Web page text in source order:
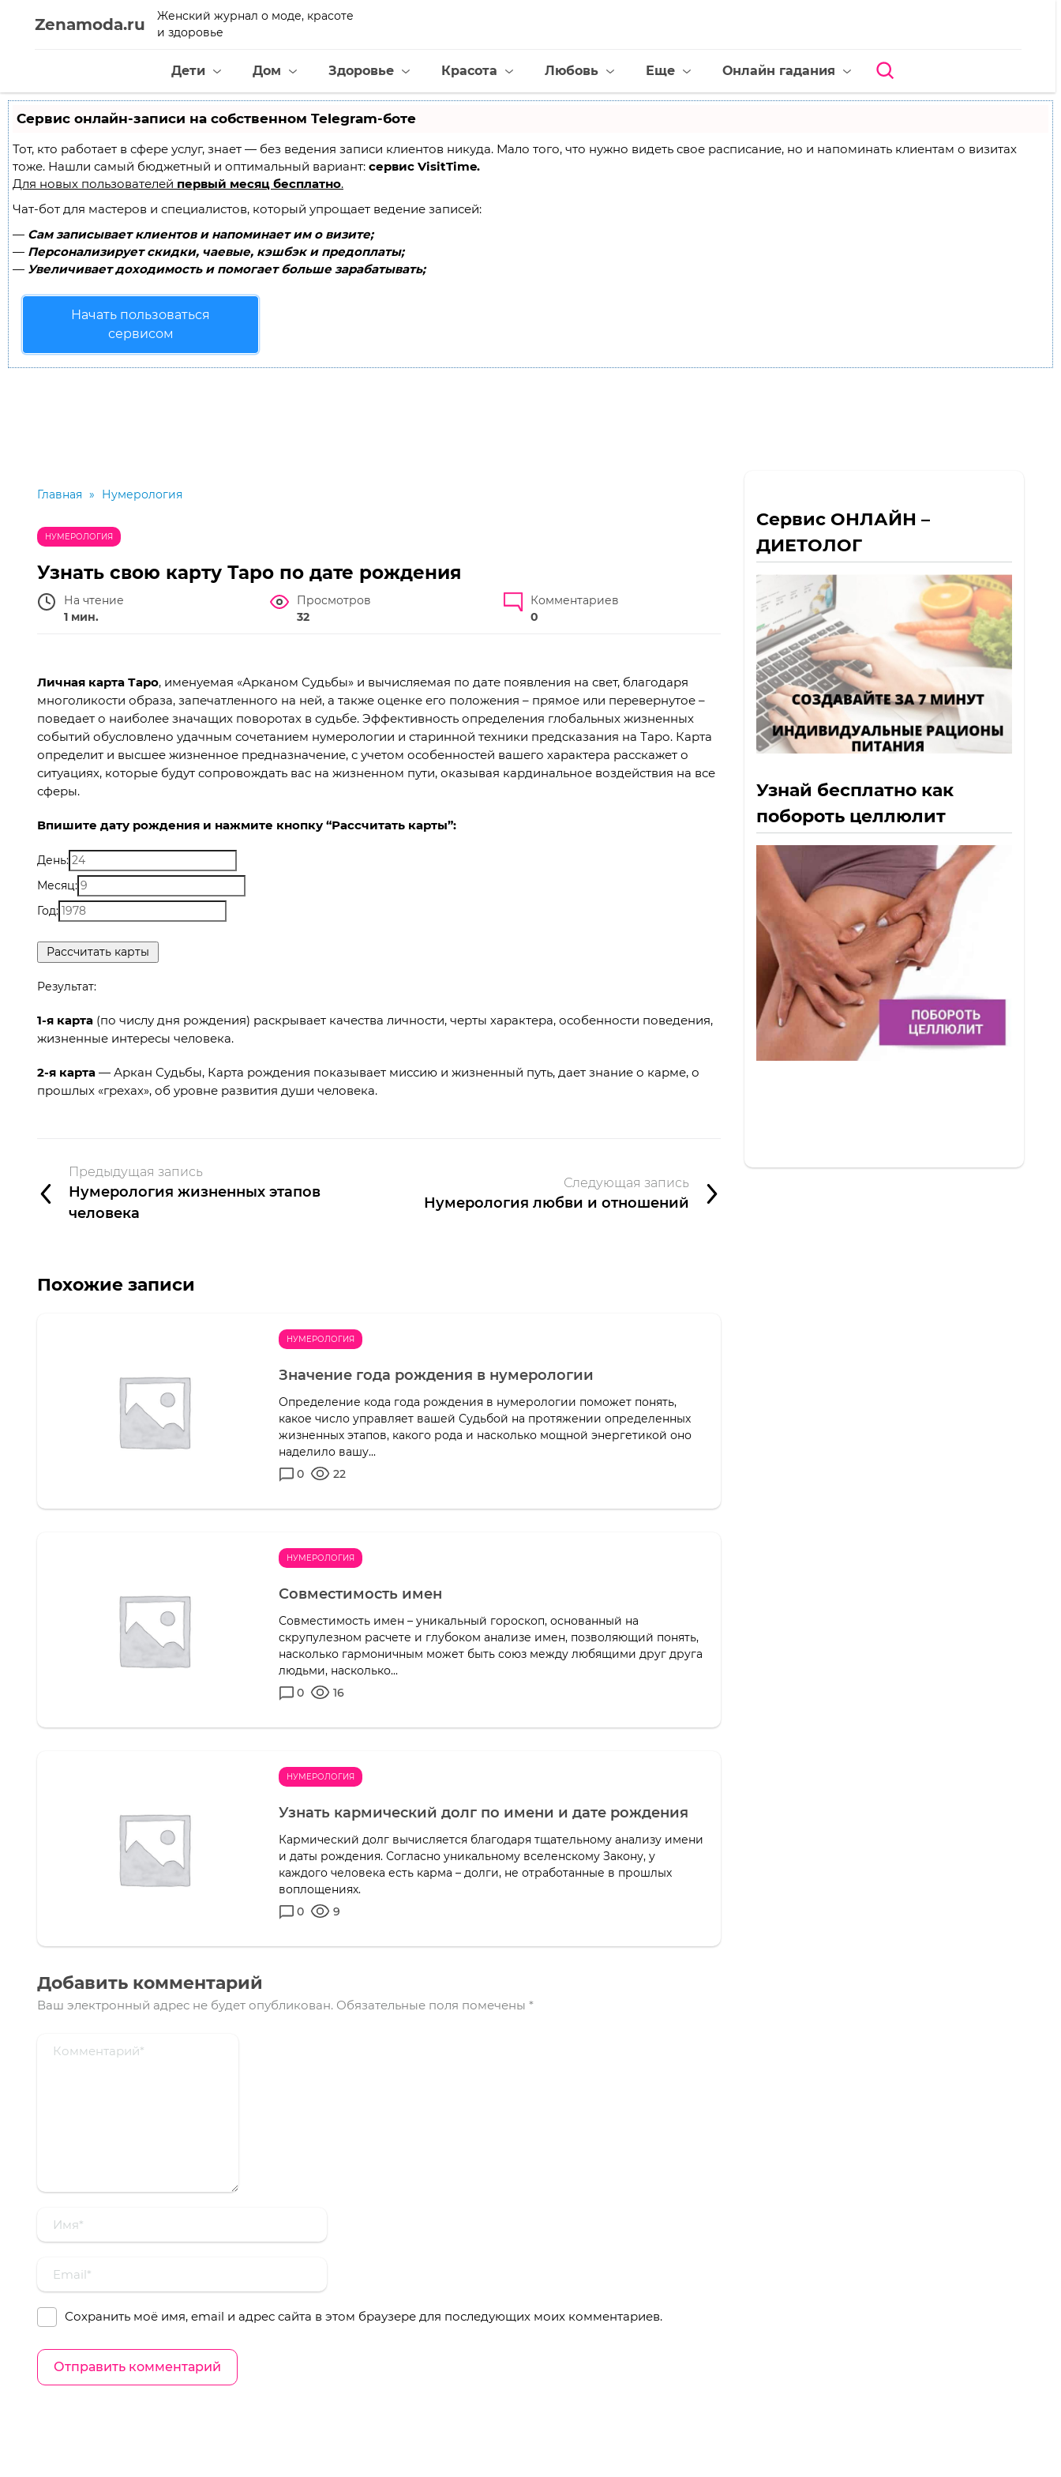
Zenamoda.ru
Женский журнал о моде, красоте
и здоровье
Дети Дом Здоровье Красота Любовь Еще Онлайн гадания
Сервис онлайн-записи на собственном Telegram-боте
Тот, кто работает в сфере услуг, знает — без ведения записи клиентов никуда. Мало того, что нужно видеть свое расписание, но и напоминать клиентам о визитах
тоже. Нашли самый бюджетный и оптимальный вариант: сервис VisitTime.
Для новых пользователей первый месяц бесплатно.
Чат-бот для мастеров и специалистов, который упрощает ведение записей:
— Сам записывает клиентов и напоминает им о визите;
— Персонализирует скидки, чаевые, кэшбэк и предоплаты;
— Увеличивает доходимость и помогает больше зарабатывать;
Начать пользоваться
сервисом
Главная » Нумерология
НУМЕРОЛОГИЯ
Узнать свою карту Таро по дате рождения
На чтение
1 мин.
Просмотров
32
Комментариев
0
Личная карта Таро, именуемая «Арканом Судьбы» и вычисляемая по дате появления на свет, благодаря
многоликости образа, запечатленного на ней, а также оценке его положения – прямое или перевернутое –
поведает о наиболее значащих поворотах в судьбе. Эффективность определения глобальных жизненных
событий обусловлено удачным сочетанием нумерологии и старинной техники предсказания на Таро. Карта
определит и высшее жизненное предназначение, с учетом особенностей вашего характера расскажет о
ситуациях, которые будут сопровождать вас на жизненном пути, оказывая кардинальное воздействия на все
сферы.
Впишите дату рождения и нажмите кнопку “Рассчитать карты”:
День:
Месяц:
Год:
Результат:
1-я карта (по числу дня рождения) раскрывает качества личности, черты характера, особенности поведения,
жизненные интересы человека.
2-я карта — Аркан Судьбы, Карта рождения показывает миссию и жизненный путь, дает знание о карме, о
прошлых «грехах», об уровне развития души человека.
Предыдущая запись
Нумерология жизненных этапов
человека
Следующая запись
Нумерология любви и отношений
Похожие записи
НУМЕРОЛОГИЯ
Значение года рождения в нумерологии
Определение кода года рождения в нумерологии поможет понять,
какое число управляет вашей Судьбой на протяжении определенных
жизненных этапов, какого рода и насколько мощной энергетикой оно
наделило вашу...
0
22
НУМЕРОЛОГИЯ
Совместимость имен
Совместимость имен – уникальный гороскоп, основанный на
скрупулезном расчете и глубоком анализе имен, позволяющий понять,
насколько гармоничным может быть союз между любящими друг друга
людьми, насколько...
0
16
НУМЕРОЛОГИЯ
Узнать кармический долг по имени и дате рождения
Кармический долг вычисляется благодаря тщательному анализу имени
и даты рождения. Согласно уникальному вселенскому Закону, у
каждого человека есть карма – долги, не отработанные в прошлых
воплощениях.
0
9
Добавить комментарий
Ваш электронный адрес не будет опубликован. Обязательные поля помечены *
Сохранить моё имя, email и адрес сайта в этом браузере для последующих моих комментариев.
Сервис ОНЛАЙН –
ДИЕТОЛОГ
Узнай бесплатно как
побороть целлюлит